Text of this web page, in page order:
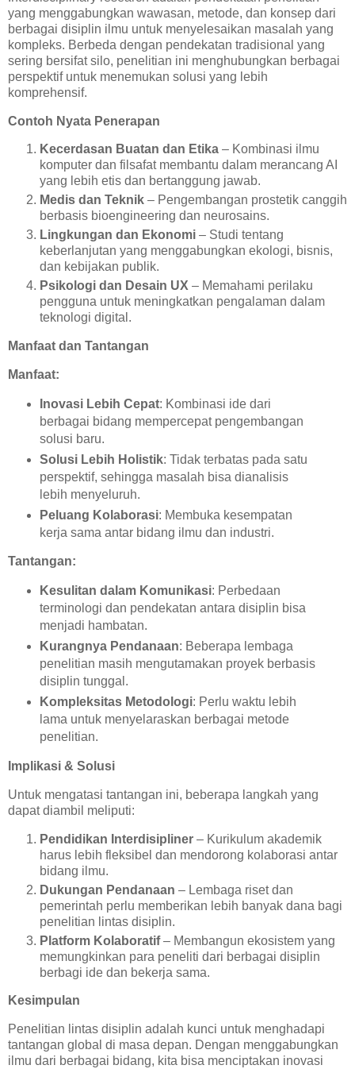
yang menggabungkan wawasan, metode, dan konsep dari
berbagai disiplin ilmu untuk menyelesaikan masalah yang
kompleks. Berbeda dengan pendekatan tradisional yang
sering bersifat silo, penelitian ini menghubungkan berbagai
perspektif untuk menemukan solusi yang lebih
komprehensif.
Contoh Nyata Penerapan
Kecerdasan Buatan dan Etika – Kombinasi ilmu
komputer dan filsafat membantu dalam merancang AI
yang lebih etis dan bertanggung jawab.
Medis dan Teknik – Pengembangan prostetik canggih
berbasis bioengineering dan neurosains.
Lingkungan dan Ekonomi – Studi tentang
keberlanjutan yang menggabungkan ekologi, bisnis,
dan kebijakan publik.
Psikologi dan Desain UX – Memahami perilaku
pengguna untuk meningkatkan pengalaman dalam
teknologi digital.
Manfaat dan Tantangan
Manfaat:
Inovasi Lebih Cepat: Kombinasi ide dari
berbagai bidang mempercepat pengembangan
solusi baru.
Solusi Lebih Holistik: Tidak terbatas pada satu
perspektif, sehingga masalah bisa dianalisis
lebih menyeluruh.
Peluang Kolaborasi: Membuka kesempatan
kerja sama antar bidang ilmu dan industri.
Tantangan:
Kesulitan dalam Komunikasi: Perbedaan
terminologi dan pendekatan antara disiplin bisa
menjadi hambatan.
Kurangnya Pendanaan: Beberapa lembaga
penelitian masih mengutamakan proyek berbasis
disiplin tunggal.
Kompleksitas Metodologi: Perlu waktu lebih
lama untuk menyelaraskan berbagai metode
penelitian.
Implikasi & Solusi
Untuk mengatasi tantangan ini, beberapa langkah yang
dapat diambil meliputi:
Pendidikan Interdisipliner – Kurikulum akademik
harus lebih fleksibel dan mendorong kolaborasi antar
bidang ilmu.
Dukungan Pendanaan – Lembaga riset dan
pemerintah perlu memberikan lebih banyak dana bagi
penelitian lintas disiplin.
Platform Kolaboratif– Membangun ekosistem yang
memungkinkan para peneliti dari berbagai disiplin
berbagi ide dan bekerja sama.
Kesimpulan
Penelitian lintas disiplin adalah kunci untuk menghadapi
tantangan global di masa depan. Dengan menggabungkan
ilmu dari berbagai bidang, kita bisa menciptakan inovasi